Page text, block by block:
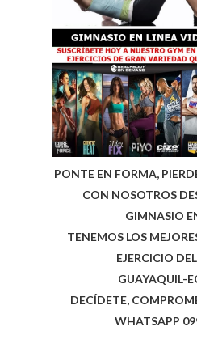
PONTE EN FORMA,
CON NOSOTROS
GIMNASIO
TENEMOS LOS
EJERCICIO
GUAYAQUIL-
DECÍDETE,
WHATSAPP